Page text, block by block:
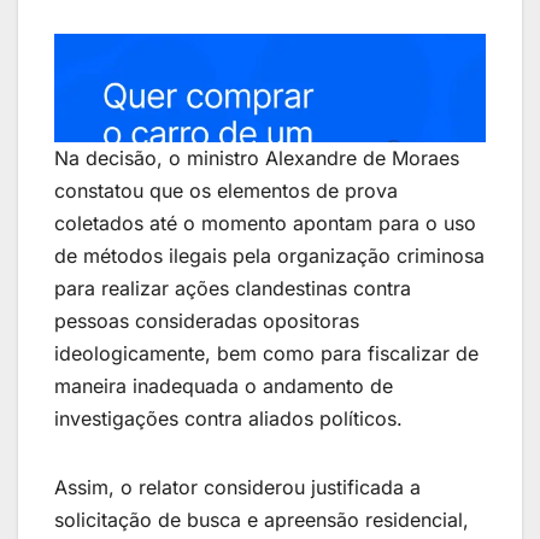
Na decisão, o ministro Alexandre de Moraes
constatou que os elementos de prova
coletados até o momento apontam para o uso
de métodos ilegais pela organização criminosa
para realizar ações clandestinas contra
pessoas consideradas opositoras
ideologicamente, bem como para fiscalizar de
maneira inadequada o andamento de
investigações contra aliados políticos.
Assim, o relator considerou justificada a
solicitação de busca e apreensão residencial,